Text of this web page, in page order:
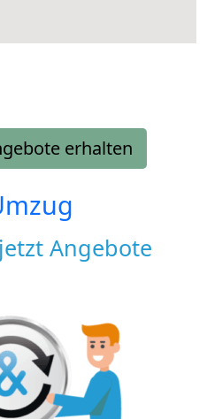
erhalten
Angebote